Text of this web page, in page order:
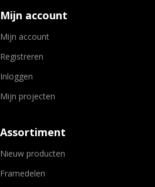
Mijn account
Mijn account
Registreren
Inloggen
Mijn projecten
Assortiment
Nieuw producten
Framedelen